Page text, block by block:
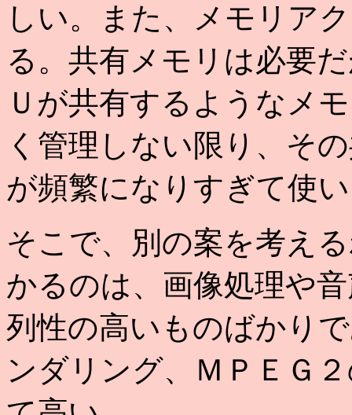
しい。また、メモリア
る。共有メモリは必要
Ｕが共有するようなメ
く管理しない限り、そ
が頻繁になりすぎて使
そこで、別の案を考え
かるのは、画像処理や
列性の高いものばかり
ンダリング、ＭＰＥＧ